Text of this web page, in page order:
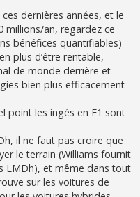
dernières années, et le
millions/an, regardez ce
bénéfices quantifiables)
plus d’être rentable,
de monde derrière et
bien plus efficacement
point les ingés en F1 sont
il ne faut pas croire que
le terrain (Williams fournit
LMDh), et même dans tout
sur les voitures de